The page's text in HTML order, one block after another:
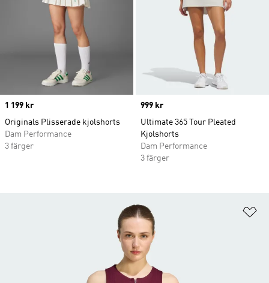
Price
1 199 kr
Originals Plisserade kjolshorts
Dam Performance
3 färger
Price
999 kr
Ultimate 365 Tour Pleated
Kjolshorts
Dam Performance
3 färger